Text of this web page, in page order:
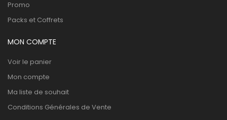
Promo
Packs et Coffrets
MON COMPTE
Voir le panier
Mon compte
Ma liste de souhait
Conditions Générales de Vente